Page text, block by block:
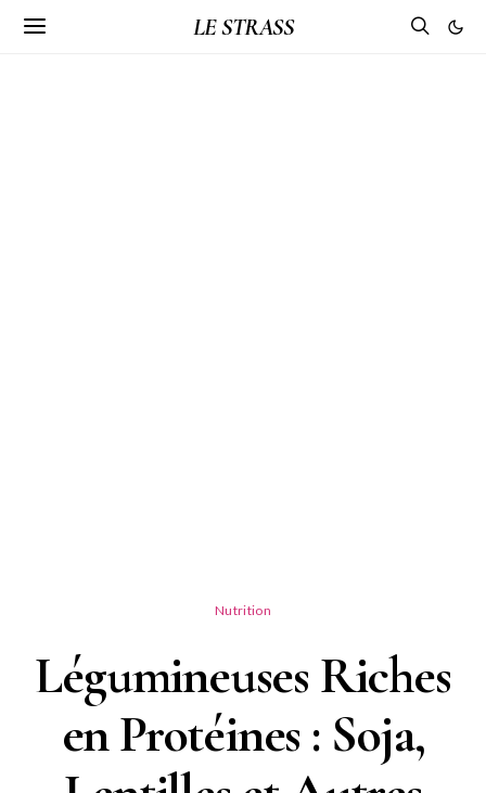
LE STRASS
Nutrition
Légumineuses Riches
en Protéines : Soja,